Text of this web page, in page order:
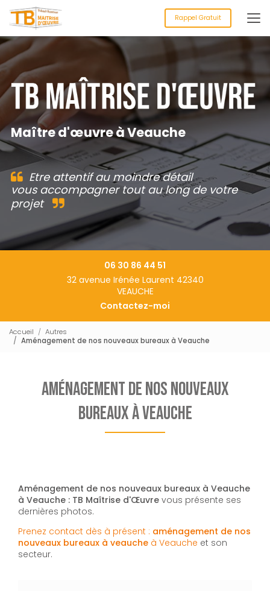
au
contenu
principal
Rappel Gratuit
Maître d'œuvre à Veauche
Etre attentif au moindre détail
vous accompagner tout au long de votre
projet
06 30 86 44 51
32 avenue Irénée Laurent 42340
VEAUCHE
Contactez-moi
Accueil
Autres
Aménagement de nos nouveaux bureaux à Veauche
Aménagement de nos nouveaux
bureaux à Veauche
Aménagement de nos nouveaux bureaux à Veauche
à Veauche : TB Maîtrise d'Œuvre vous présente ses
dernières photos.
Prenez contact dès à présent : aménagement de nos
nouveaux bureaux à veauche à Veauche et son
secteur.